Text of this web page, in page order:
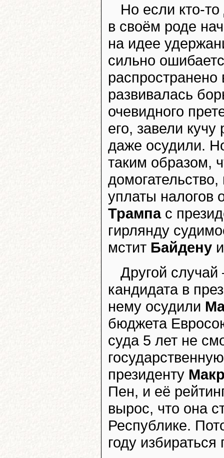
Но если кто-
в своём роде
на идее
сильно
развивалась
очевидного
его, завели
даже осудили.
таким образом,
уплаты налогов
Трампас
гирлянду
мстит Байдену
Другой случай
кандидата в
нему осудили
бюджета
суда 5 лет не
президенту
Пен, и её
вырос, что она
Республике.
году